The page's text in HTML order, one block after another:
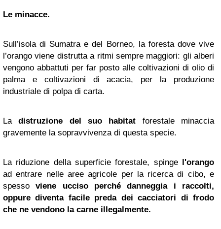
Le minacce.
Sull’isola di Sumatra e del Borneo, la foresta dove vive
l’orango viene distrutta a ritmi sempre maggiori: gli alberi
vengono abbattuti per far posto alle coltivazioni di olio di
palma e coltivazioni di acacia, per la produzione
industriale di polpa di carta.
Ladistruzione del suo habitat forestale minaccia
gravemente la sopravvivenza di questa specie.
La riduzione della superficie forestale, spingel'orango
ad entrare nelle aree agricole per la ricerca di cibo, e
spessoviene ucciso perché danneggia i raccolti,
oppure diventa facile preda dei cacciatori di frodo
che ne vendono la carne illegalmente.